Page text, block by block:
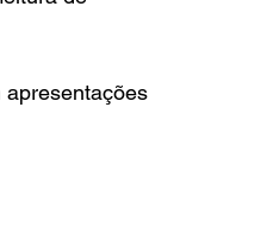
apresentações